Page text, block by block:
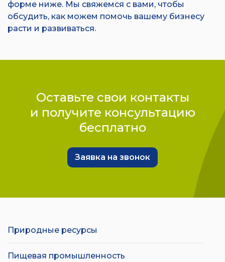
Оставьте свои контакты
и получите консультацию
бесплатно
Заявка на звонок
Природные ресурсы
Пищевая промышленность
форме ниже. Мы свяжемся с вами, чтобы
обсудить, как можем помочь вашему бизнесу
расти и развиваться.